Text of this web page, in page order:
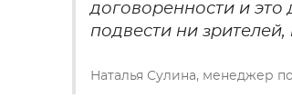
договоренности и
подвести ни
Наталья Сулина, менеджер